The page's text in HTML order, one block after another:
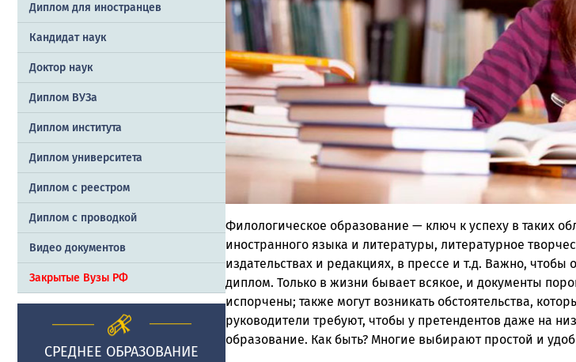
Диплом для иностранцев
Кандидат наук
Доктор наук
Диплом ВУЗа
Диплом института
Диплом университета
Диплом с реестром
Диплом с проводкой
Видео документов
Закрытые Вузы РФ
СРЕДНЕЕ ОБРАЗОВАНИЕ
Филологическое образование — ключ к успеху в таких
иностранного языка и литературы, литературное
издательствах и редакциях, в прессе и т.д. Важно,
диплом. Только в жизни бывает всякое, и документы
испорчены; также могут возникать обстоятельства,
руководители требуют, чтобы у претендентов даже на
образование. Как быть? Многие выбирают простой и